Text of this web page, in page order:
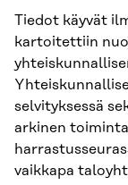
Tiedot käyvät
kartoitettiin
selvityksessä
arkinen
vaikkapa